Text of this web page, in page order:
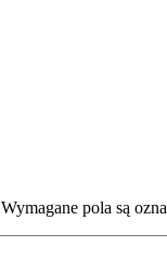
Wymagane pola są